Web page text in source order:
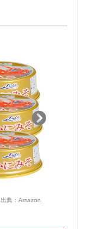
出典： Amazon